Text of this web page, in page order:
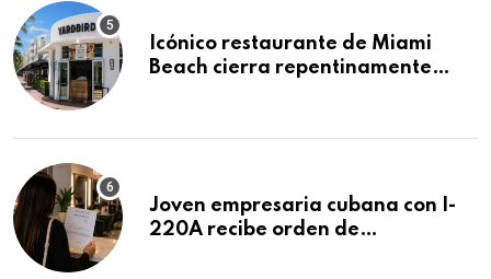
Icónico restaurante de Miami
Beach cierra repentinamente
Joven empresaria cubana con I-
220A recibe orden de